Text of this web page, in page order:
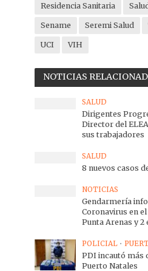
Residencia Sanitaria Salud
Sename Seremi Salud
UCI VIH
NOTICIAS
SALUD
Dirigentes
Director del
sus trabajadores
SALUD
8 nuevos casos
NOTICIAS
Gendarmería
Coronavirus en
Punta Arenas y 2
POLICIAL •
PDI incautó más
Puerto Natales